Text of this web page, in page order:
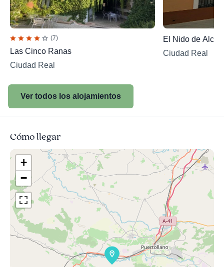
(7)
Las Cinco Ranas
Ciudad Real
El Nido de
Ciudad Real
Ver todos los alojamientos
Cómo llegar
+
−